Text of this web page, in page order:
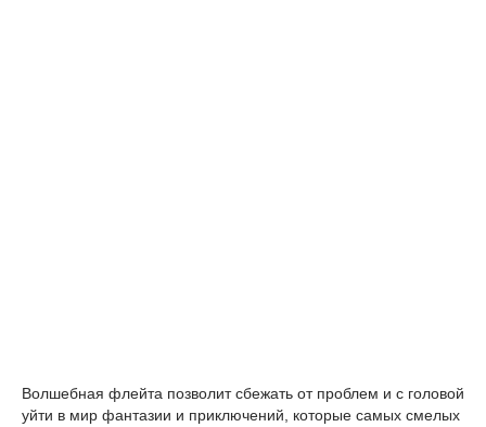
Волшебная флейта позволит сбежать от проблем и с головой
уйти в мир фантазии и приключений, которые самых смелых